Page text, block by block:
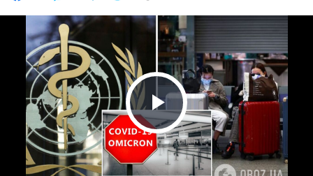
Play Video